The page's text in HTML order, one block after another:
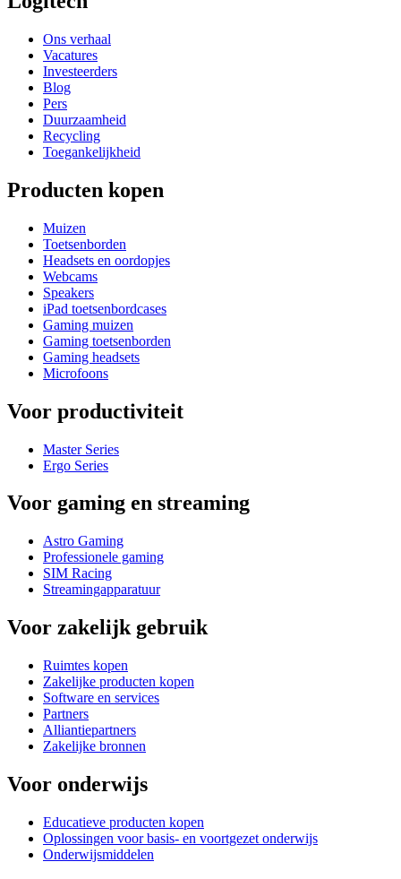
Ons verhaal
Vacatures
Investeerders
Blog
Pers
Duurzaamheid
Recycling
Toegankelijkheid
Producten kopen
Muizen
Toetsenborden
Headsets en oordopjes
Webcams
Speakers
iPad toetsenbordcases
Gaming muizen
Gaming toetsenborden
Gaming headsets
Microfoons
Voor productiviteit
Master Series
Ergo Series
Voor gaming en streaming
Astro Gaming
Professionele gaming
SIM Racing
Streamingapparatuur
Voor zakelijk gebruik
Ruimtes kopen
Zakelijke producten kopen
Software en services
Partners
Alliantiepartners
Zakelijke bronnen
Voor onderwijs
Educatieve producten kopen
Oplossingen voor basis- en voortgezet onderwijs
Onderwijsmiddelen